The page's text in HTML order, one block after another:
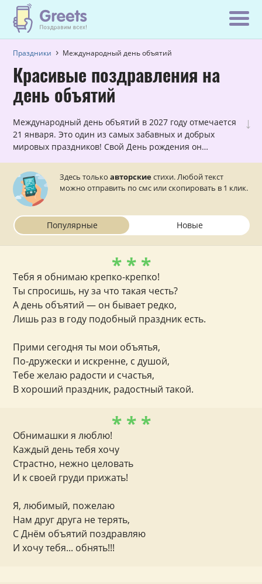
Праздники Международный день объятий
Красивые поздравления на
день объятий
↓
Международный день объятий в 2027 году отмечается
21 января. Это один из самых забавных и добрых
мировых праздников! Свой День рождения он
«National Hugging Day». Что принято делать? Конечно
же, обниматься! Ведь давно известно, что искренние
«обнимашки» творят чудеса: снимают усталость и
уровень стресса, защищают сердце от болезней и
укрепляют отношения. Наши лучшие авторы,
предварительно крепко обнявшись, написали
которые можно отправить на телефон.
Здесь толькоавторские стихи. Любой текст
можно отправить по смс или скопировать в 1 клик.
Популярные Новые
* * *
Тебя я обнимаю крепко-крепко!
Ты спросишь, ну за что такая честь?
А день объятий — он бывает редко,
Лишь раз в году подобный праздник есть.
Прими сегодня ты мои объятья,
По-дружески и искренне, с душой,
Тебе желаю радости и счастья,
В хороший праздник, радостный такой.
* * *
Обнимашки я люблю!
Каждый день тебя хочу
Страстно, нежно целовать
И к своей груди прижать!
Я, любимый, пожелаю
Нам друг друга не терять,
С Днём объятий поздравляю
И хочу тебя... обнять!!!